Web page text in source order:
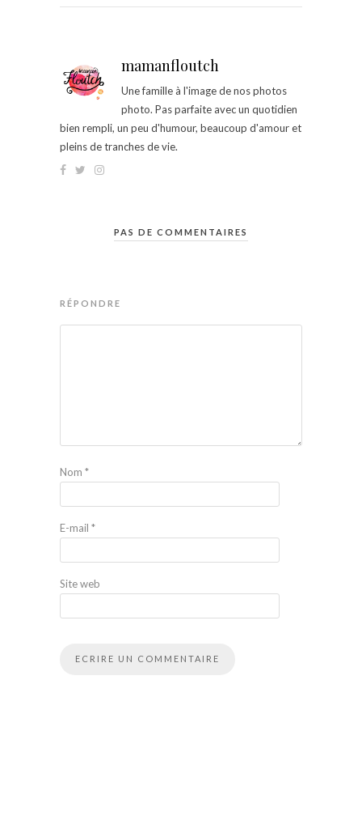
mamanfloutch
Une famille à l'image de nos photos
photo. Pas parfaite avec un quotidien
bien rempli, un peu d'humour, beaucoup d'amour et
pleins de tranches de vie.
PAS DE COMMENTAIRES
RÉPONDRE
Nom *
E-mail *
Site web